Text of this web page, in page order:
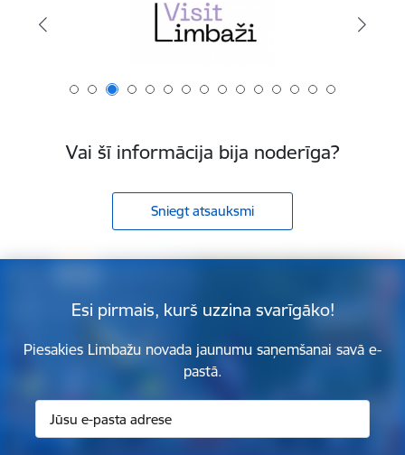
Vai šī informācija bija noderīga?
Sniegt atsauksmi
Esi pirmais, kurš uzzina svarīgāko!
Piesakies Limbažu novada jaunumu saņemšanai savā e-
pastā.